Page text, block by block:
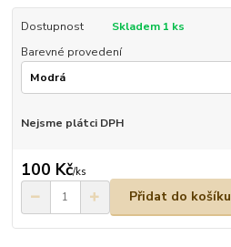
Dostupnost
Skladem 1 ks
Barevné provedení
Nejsme plátci DPH
100 Kč/ks
Přidat do košíku